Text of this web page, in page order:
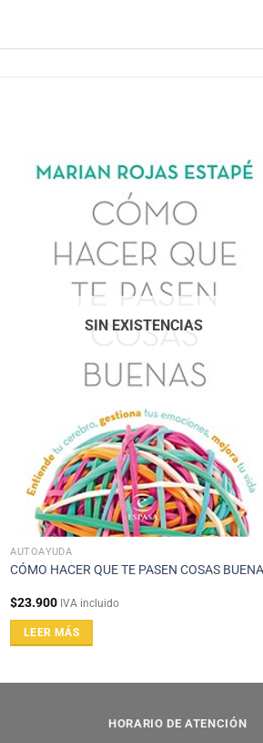
SIN EXISTENCIAS
AUTOAYUDA
CÓMO HACER QUE TE PASEN COSAS
$23.900 IVA incluido
LEER MÁS
HORARIO DE ATENCIÓN